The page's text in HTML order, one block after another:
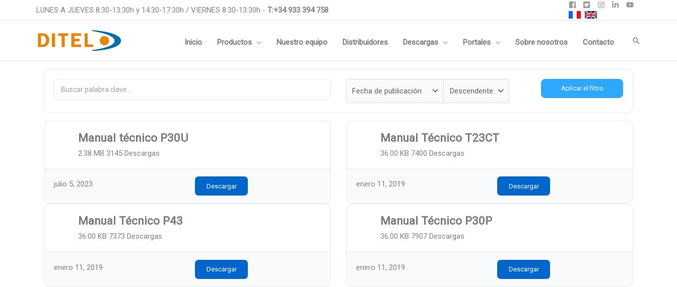
LUNES A JUEVES 8:30-13:30h y 14:30-17:30h / VIERNES 8:30-13:30h - T:+34 933 394 758
Inicio Productos Nuestro equipo Distribuidores Descargas Portales Sobre nosotros Contacto Buscar
Aplicar el filtro
Manual técnico P30U
2.38 MB 3145 Descargas
julio 5, 2023 Descargar
Manual Técnico T23CT
36.00 KB 7400 Descargas
enero 11, 2019 Descargar
Manual Técnico P43
36.00 KB 7373 Descargas
enero 11, 2019 Descargar
Manual Técnico P30P
36.00 KB 7907 Descargas
enero 11, 2019 Descargar